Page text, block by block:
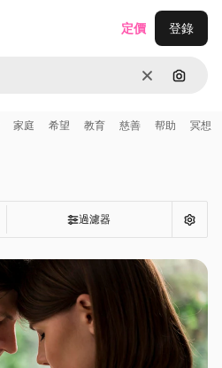
清除 通過圖
定價 登錄
家庭 希望 教育 慈善 帮助 冥想
過濾器